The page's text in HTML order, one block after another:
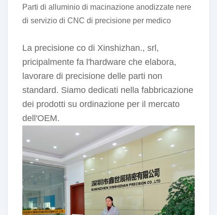
Parti di alluminio di macinazione anodizzate nere
di servizio di CNC di precisione per medico
La precisione co di Xinshizhan., srl,
pricipalmente fa l'hardware che elabora,
lavorare di precisione delle parti non
standard. Siamo dedicati nella fabbricazione
dei prodotti su ordinazione per il mercato
dell'OEM.